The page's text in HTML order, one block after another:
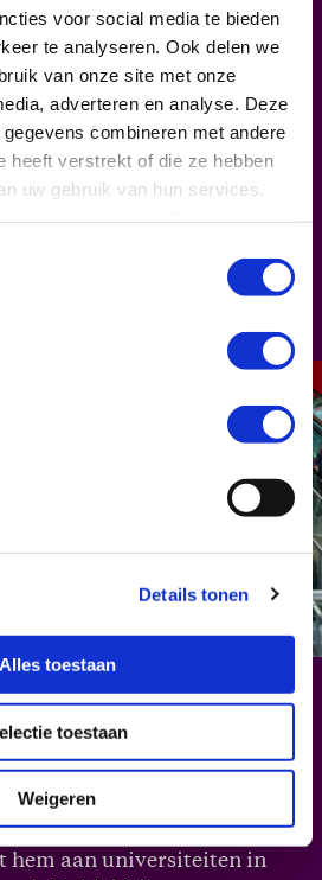
voor social media te bieden
te analyseren. Ook delen we
van onze site met onze
adverteren en analyse. Deze
combineren met andere
heeft verstrekt of die ze hebben
uw gebruik van hun services.
Details tonen
Alles toestaan
toestaan
Weigeren
van Nederland,
van drama en
het CoBO, verdiept zich in
de media- en
te beroerd om zijn
inmiddels wat
slimme versoepeling van
optimistisch over
Van huis uit is Jeroen
promoveerde hij op een
Zijn
hem aan universiteiten in